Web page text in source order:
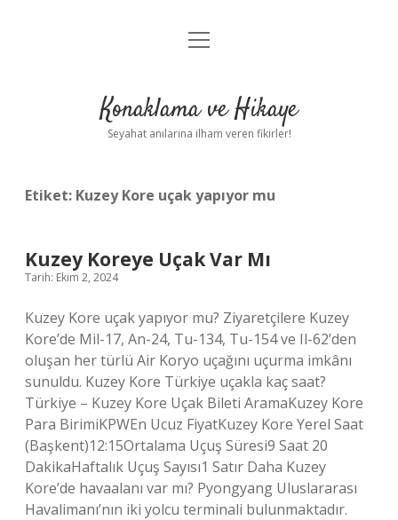
Anasayfa
Yasal Uyarı
menüyü
Konaklama ve Hikaye
Seyahat anılarına ilham veren fikirler!
Etiket: Kuzey Kore uçak yapıyor mu
Kuzey Koreye Uçak Var Mı
Tarih: Ekim 2, 2024
Kuzey Kore uçak yapıyor mu? Ziyaretçilere Kuzey
Kore’de Mil-17, An-24, Tu-134, Tu-154 ve Il-62’den
oluşan her türlü Air Koryo uçağını uçurma imkânı
sunuldu. Kuzey Kore Türkiye uçakla kaç saat?
Türkiye – Kuzey Kore Uçak Bileti AramaKuzey Kore
Para BirimiKPWEn Ucuz FiyatKuzey Kore Yerel Saat
(Başkent)12:15Ortalama Uçuş Süresi9 Saat 20
DakikaHaftalık Uçuş Sayısı1 Satır Daha Kuzey
Kore’de havaalanı var mı? Pyongyang Uluslararası
Havalimanı’nın iki yolcu terminali bulunmaktadır.